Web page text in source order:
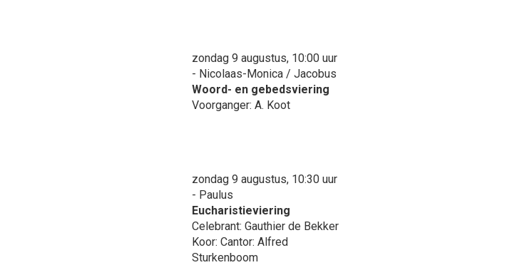
zondag 9 augustus, 10:00 uur
- Nicolaas-Monica / Jacobus
Woord- en gebedsviering
Voorganger: A. Koot
zondag 9 augustus, 10:30 uur
- Paulus
Eucharistieviering
Celebrant: Gauthier de Bekker
Koor: Cantor: Alfred
Sturkenboom